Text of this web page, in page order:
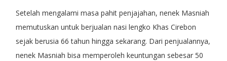
Setelah mengalami masa pahit penjajahan, nenek Masniah
memutuskan untuk berjualan nasi lengko Khas Cirebon
sejak berusia 66 tahun hingga sekarang. Dari penjualannya,
nenek Masniah bisa memperoleh keuntungan sebesar 50